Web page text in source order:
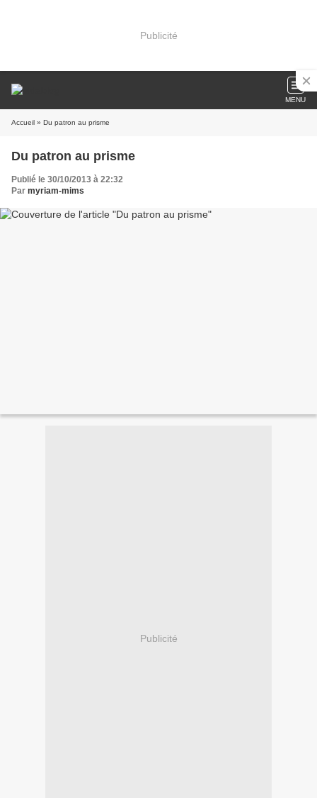
Publicité
MENU
Accueil » Du patron au prisme
Du patron au prisme
Publié le 30/10/2013 à 22:32
Par myriam-mims
Publicité